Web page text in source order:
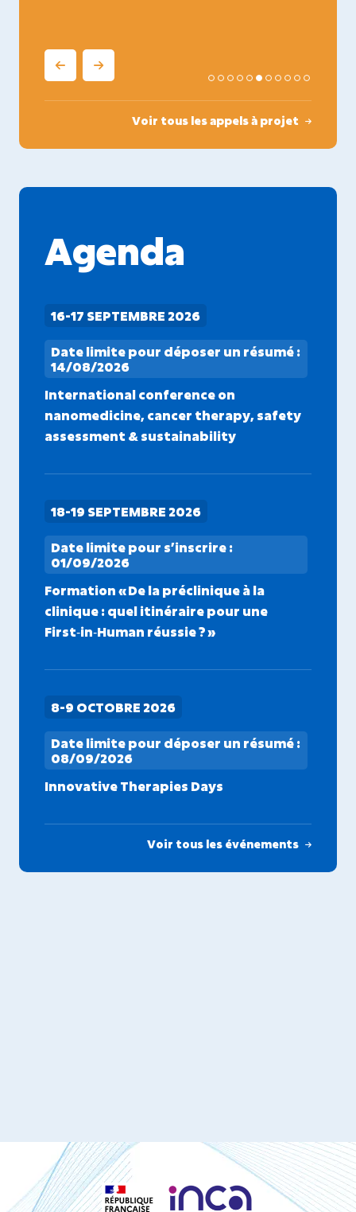
Voir tous les appels à projet
Agenda
16-17 SEPTEMBRE 2026
Date limite pour déposer un résumé :
14/08/2026
International conference on
nanomedicine, cancer therapy, safety
assessment & sustainability
18-19 SEPTEMBRE 2026
Date limite pour s’inscrire :
01/09/2026
Formation « De la préclinique à la
clinique : quel itinéraire pour une
First‑in‑Human réussie ? »
8-9 OCTOBRE 2026
Date limite pour déposer un résumé :
08/09/2026
Innovative Therapies Days
Voir tous les événements